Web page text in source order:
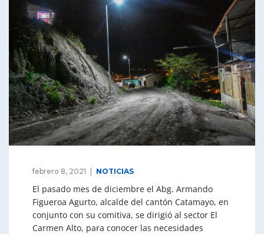
febrero 8, 2021 NOTICIAS
El pasado mes de diciembre el Abg. Armando
Figueroa Agurto, alcalde del cantón Catamayo, en
conjunto con su comitiva, se dirigió al sector El
Carmen Alto, para conocer las necesidades